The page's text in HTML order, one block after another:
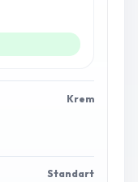
Krem
Standart